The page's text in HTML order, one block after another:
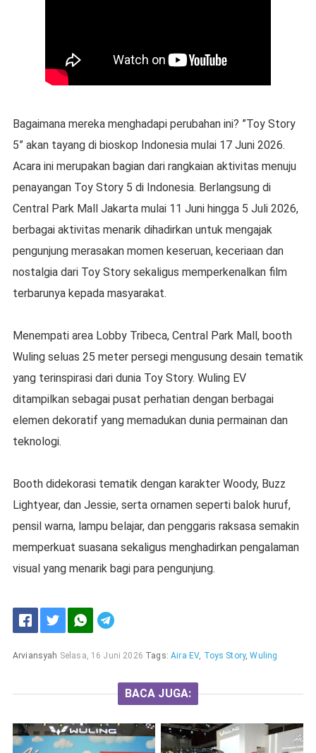
Bagaimana mereka menghadapi perubahan ini? ”Toy Story
5” akan tayang di bioskop Indonesia mulai 17 Juni 2026.
Acara ini merupakan bagian dari rangkaian aktivitas menuju
penayangan Toy Story 5 di Indonesia. Berlangsung di
Central Park Mall Jakarta mulai 11 Juni hingga 5 Juli 2026,
berbagai aktivitas menarik dihadirkan untuk mengajak
pengunjung merasakan momen keseruan, keceriaan dan
nostalgia dari Toy Story sekaligus memperkenalkan film
terbarunya kepada masyarakat.
Menempati area Lobby Tribeca, Central Park Mall, booth
Wuling seluas 25 meter persegi mengusung desain tematik
yang terinspirasi dari dunia Toy Story. Wuling EV
ditampilkan sebagai pusat perhatian dengan berbagai
elemen dekoratif yang memadukan dunia permainan dan
teknologi.
Booth didekorasi tematik dengan karakter Woody, Buzz
Lightyear, dan Jessie, serta ornamen seperti balok huruf,
pensil warna, lampu belajar, dan penggaris raksasa semakin
memperkuat suasana sekaligus menghadirkan pengalaman
visual yang menarik bagi para pengunjung.
Arviansyah Selasa, 16 Juni 2026 Tags:Aira EV, Toys Story,Wuling
BACA JUGA: